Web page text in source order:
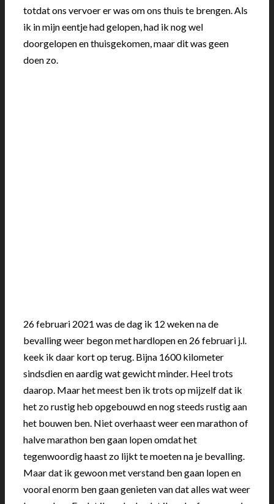
totdat ons vervoer er was om ons thuis te brengen. Als
ik in mijn eentje had gelopen, had ik nog wel
doorgelopen en thuisgekomen, maar dit was geen
doen zo.
26 februari 2021 was de dag ik 12 weken na de
bevalling weer begon met hardlopen en 26 februari j.l.
keek ik daar kort op terug. Bijna 1600 kilometer
sindsdien en aardig wat gewicht minder. Heel trots
daarop. Maar het meest ben ik trots op mijzelf dat ik
het zo rustig heb opgebouwd en nog steeds rustig aan
het bouwen ben. Niet overhaast weer een marathon of
halve marathon ben gaan lopen omdat het
tegenwoordig haast zo lijkt te moeten na je bevalling.
Maar dat ik gewoon met verstand ben gaan lopen en
vooral enorm ben gaan genieten van dat alles wat weer